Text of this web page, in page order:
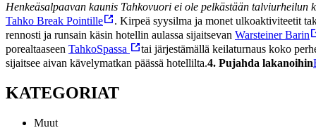
Henkeäsalpaavan kaunis Tahkovuori ei ole pelkästään talviurheilun
Tahko Break Pointille
. Kirpeä syysilma ja monet ulkoaktiviteetit
rennosti ja runsain käsin hotellin aulassa sijaitsevan Warsteiner Barin
porealtaaseen TahkoSpassa tai järjestämällä keilaturnaus koko
sijaitsee aivan kävelymatkan päässä hotellilta.4. Pujahda lakanoihin
KATEGORIAT
Muut